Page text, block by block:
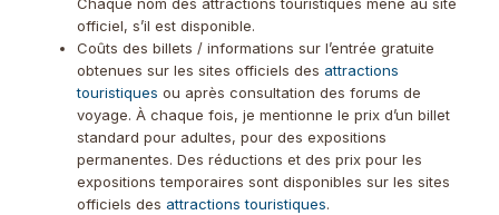
officiel, s’il est disponible.
Coûts des billets / informations sur l’entrée gratuite
obtenues sur les sites officiels des attractions
touristiques ou après consultation des forums de
voyage. À chaque fois, je mentionne le prix d’un billet
standard pour adultes, pour des expositions
permanentes. Des réductions et des prix pour les
expositions temporaires sont disponibles sur les sites
officiels des attractions touristiques.